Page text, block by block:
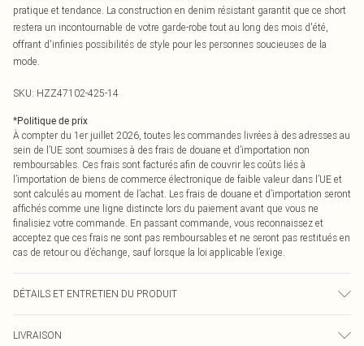
pratique et tendance. La construction en denim résistant garantit que ce short
restera un incontournable de votre garde-robe tout au long des mois d'été,
offrant d'infinies possibilités de style pour les personnes soucieuses de la
mode.
SKU: HZZ47102-425-14
*Politique de prix
À compter du 1er juillet 2026, toutes les commandes livrées à des adresses au
sein de l’UE sont soumises à des frais de douane et d’importation non
remboursables. Ces frais sont facturés afin de couvrir les coûts liés à
l’importation de biens de commerce électronique de faible valeur dans l’UE et
sont calculés au moment de l’achat. Les frais de douane et d’importation seront
affichés comme une ligne distincte lors du paiement avant que vous ne
finalisiez votre commande. En passant commande, vous reconnaissez et
acceptez que ces frais ne sont pas remboursables et ne seront pas restitués en
cas de retour ou d’échange, sauf lorsque la loi applicable l’exige.
DÉTAILS ET ENTRETIEN DU PRODUIT
pas blanchir, ne pas sécher au sèche-linge, repasser à température moyenne
LIVRAISON